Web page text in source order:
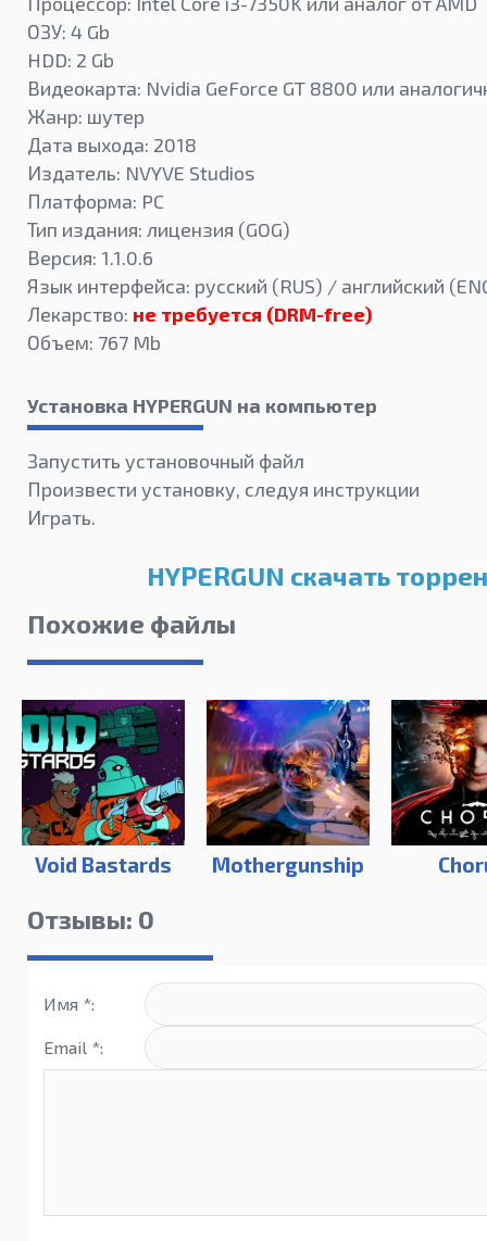
ОЗУ: 4 Gb
HDD: 2 Gb
Видеокарта: Nvidia GeForce GT 8800 или
Жанр: шутер
Дата выхода: 2018
Издатель: NVYVE Studios
Платформа: PC
Тип издания: лицензия (GOG)
Версия: 1.1.0.6
Язык интерфейса: русский (RUS) / английский
Лекарство: не требуется (DRM-free)
Объем: 767 Mb
Установка HYPERGUN на компьютер
Запустить установочный файл
Произвести установку, следуя инструкции
Играть.
HYPERGUN скачать
Похожие файлы
Void Bastards Mothergunship
Отзывы: 0
Имя *:
Email *: